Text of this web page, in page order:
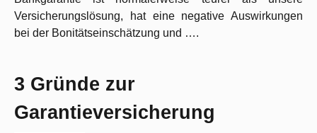
Versicherungslösung, hat eine negative Auswirkungen
bei der Bonitätseinschätzung und ….
3 Gründe zur
Garantieversicherung